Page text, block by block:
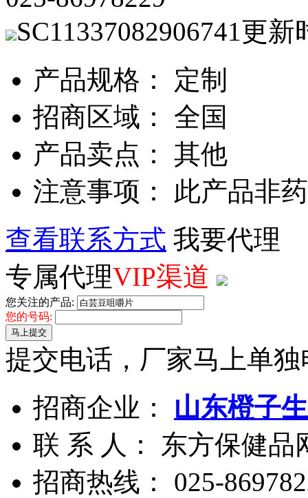
SC11337082906741更新
产品规格： 定制
招商区域： 全国
产品卖点： 其他
注意事项： 此产品非
查看联系方式 我要代理
专属代理VIP渠道
您关注的产品:
您的号码:
马上提交
提交电话，厂家马上单
招商企业： 山东橙子
联 系 人： 东方保健品
招商热线： 025-